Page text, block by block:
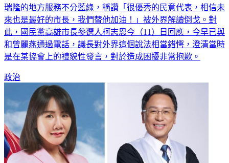
瑞隆的地方服務不分藍綠，稱讚「很優秀的民意代表，相信未
來也是最好的市長，我們替他加油！」被外界解讀倒戈。對
此，國民黨高雄市長參選人柯志恩今（11）日回應，今早已與
和曾麗燕通過電話，議長對外界這個說法相當錯愕，澄清當時
是在某協會上的禮貌性發言，對於造成困擾非常抱歉。
政治